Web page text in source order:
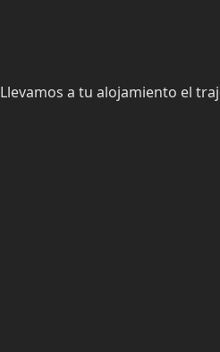
Llevamos a tu alojamiento el